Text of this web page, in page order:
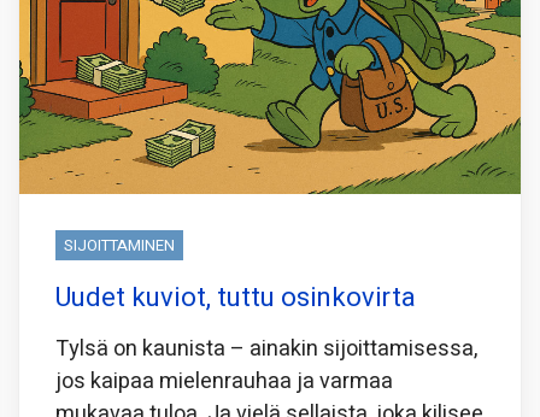
SIJOITTAMINEN
Uudet kuviot, tuttu osinkovirta
Tylsä on kaunista – ainakin sijoittamisessa,
jos kaipaa mielenrauhaa ja varmaa